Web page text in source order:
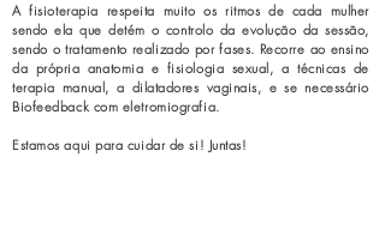
A fisioterapia respeita muito os ritmos de cada mulher
sendo ela que detém o controlo da evolução da sessão,
sendo o tratamento realizado por fases. Recorre ao ensino
da própria anatomia e fisiologia sexual, a técnicas de
terapia manual, a dilatadores vaginais, e se necessário
Biofeedback com eletromiografia.
Estamos aqui para cuidar de si! Juntas!